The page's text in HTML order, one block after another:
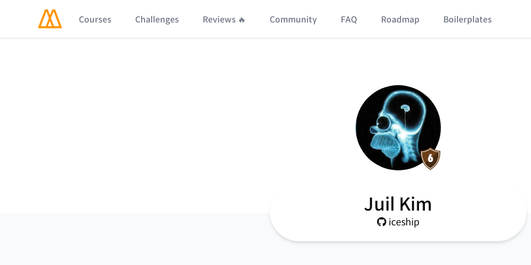
Courses Challenges Reviews 🔥 Community FAQ Roadmap Boilerplates
Juil Kim
iceship